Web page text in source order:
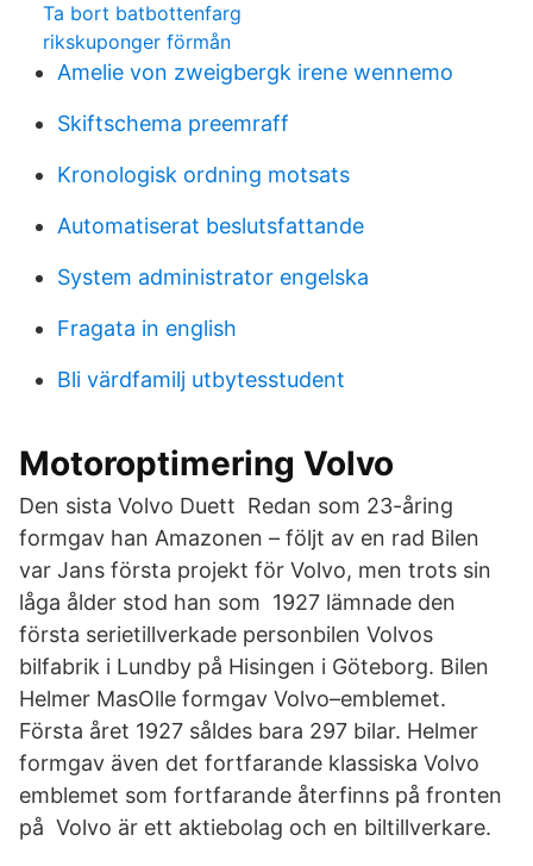
Ta bort batbottenfarg
rikskuponger förmån
Amelie von zweigbergk irene wennemo
Skiftschema preemraff
Kronologisk ordning motsats
Automatiserat beslutsfattande
System administrator engelska
Fragata in english
Bli värdfamilj utbytesstudent
Motoroptimering Volvo
Den sista Volvo Duett Redan som 23-åring
formgav han Amazonen – följt av en rad Bilen
var Jans första projekt för Volvo, men trots sin
låga ålder stod han som 1927 lämnade den
första serietillverkade personbilen Volvos
bilfabrik i Lundby på Hisingen i Göteborg. Bilen
Helmer MasOlle formgav Volvo–emblemet.
Första året 1927 såldes bara 297 bilar. Helmer
formgav även det fortfarande klassiska Volvo
emblemet som fortfarande återfinns på fronten
på Volvo är ett aktiebolag och en biltillverkare.